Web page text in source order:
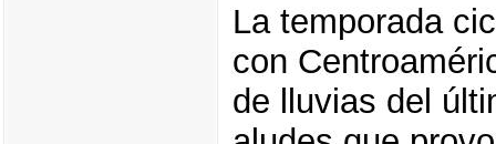
La temporada
con
de lluvias del